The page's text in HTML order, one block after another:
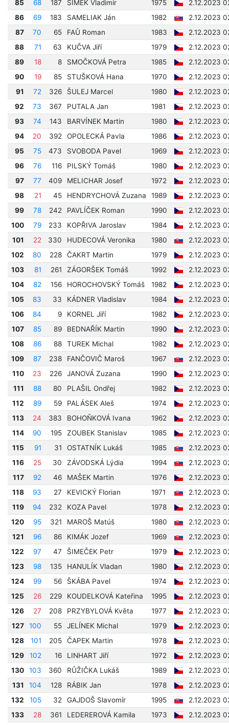
85 68 187 ŠIMEK Vladimír 1975
2.12.2023
86
69 183 SAMELIAK Ján 1982
2.12.2023
87
70 65 FAŮ Roman 1983
2.12.2023
88
71 63 KUČVA Jiří 1979
2.12.2023
89
18 8 SMOČKOVÁ Petra 1985
2.12.2023
90
19 85 STUŠKOVÁ Hana 1970
2.12.2023
91
72 326 ŠULEJ Marcel 1980
2.12.2023
92
73 367 PUTALA Jan 1981
2.12.2023
93
74 143 BARVÍNEK Martin 1980
2.12.2023
94
20 392 OPOLECKÁ Pavla 1986
2.12.2023
95
75 473 SVOBODA Pavel 1969
2.12.2023
96
76 116 PILSKÝ Tomáš 1980
2.12.2023
97
77 409 MELICHAR Josef 1972
2.12.2023
98
21 45 HENDRYCHOVÁ Zuzana 1989
2.12.2023
99
78 242 PAVLÍČEK Roman 1990
2.12.2023
100
79 233 KOPŘIVA Jaroslav 1984
2.12.2023
101
22 330 HUDECOVÁ Veronika 1980
2.12.2023
102
80 228 ČAKRT Martin 1979
2.12.2023
103
81 261 ZÁGORŠEK Tomáš 1992
2.12.2023
104
82 156 HOROCHOVSKÝ Tomáš 1982
2.12.2023
105
83 33 KÁDNER Vladislav 1984
2.12.2023
106
84 9 KORNEL Jiří 1982
2.12.2023
107
85 89 BEDNAŘÍK Martin 1990
2.12.2023
108
86 88 TUREK Michal 1982
2.12.2023
109
87 238 FANČOVIČ Maroš 1967
2.12.2023
110
23 226 JANOVÁ Zuzana 1990
2.12.2023
111
88 80 PLAŠIL Ondřej 1982
2.12.2023
112
89 59 PALÁSEK Aleš 1974
2.12.2023
113
24 383 BOHOŇKOVÁ Ivana 1962
2.12.2023
114
90 195 ZOUBEK Stanislav 1985
2.12.2023
115
91 31 OSTATNÍK Lukáš 1985
2.12.2023
116
25 30 ZÁVODSKÁ Lýdia 1994
2.12.2023
117
92 46 MAŠEK Martin 1976
2.12.2023
118
93 27 KEVICKÝ Florian 1971
2.12.2023
119
94 232 KOZA Pavel 1978
2.12.2023
120
95 321 MAROŠ Matúš 1980
2.12.2023
121
96 86 KIMÁK Jozef 1969
2.12.2023
122
97 47 ŠIMEČEK Petr 1979
2.12.2023
123
98 135 HANULÍK Vladan 1980
2.12.2023
124
99 56 ŠKÁBA Pavel 1974
2.12.2023
125
26 229 KOUDELKOVÁ Kateřina 1995
2.12.2023
126
27 208 PRZYBYLOVÁ Květa 1977
2.12.2023
127
100 55 JELÍNEK Michal 1979
2.12.2023
128
101 205 ČAPEK Martin 1978
2.12.2023
129
102 16 LINHART Jiří 1972
2.12.2023
130
103 360 RŮŽIČKA Lukáš 1989
2.12.2023
131
104 128 RÁBIK Jan 1978
2.12.2023
132
105 32 GAJDOŠ Slavomír 1995
2.12.2023
133
28 361 LEDEREROVÁ Kamila 1973
2.12.2023